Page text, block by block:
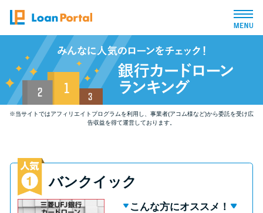
トップページ
おすすめコンテンツ
総合人気ランキング
とにかくすぐ借りたい方向け
バレずに借りたい方向け
※当サイトではアフィリエイトプログラムを利用し、事業者(アコム様など)から委託を受け広
告収益を得て運営しております。
バンクイック
こんな方にオススメ！